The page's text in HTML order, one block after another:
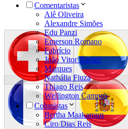
FRA
SUI
Comentaristas
Alê Oliveira
Alexandre Simões
Edu Panzi
Emerson Romano
Fabrício
João Vitor Xavier
Marques
Nathália Fiuza
Thiago Reis
Wellington Campos
Colunistas
Bertha Maakaroun
Ciro Dias Reis